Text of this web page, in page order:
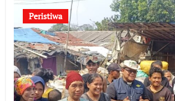
Peristiwa